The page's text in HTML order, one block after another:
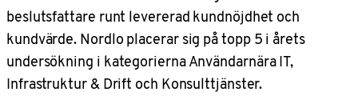
beslutsfattare runt levererad kundnöjdhet och
kundvärde. Nordlo placerar sig på topp 5 i årets
undersökning i kategorierna Användarnära IT,
Infrastruktur & Drift och Konsulttjänster.